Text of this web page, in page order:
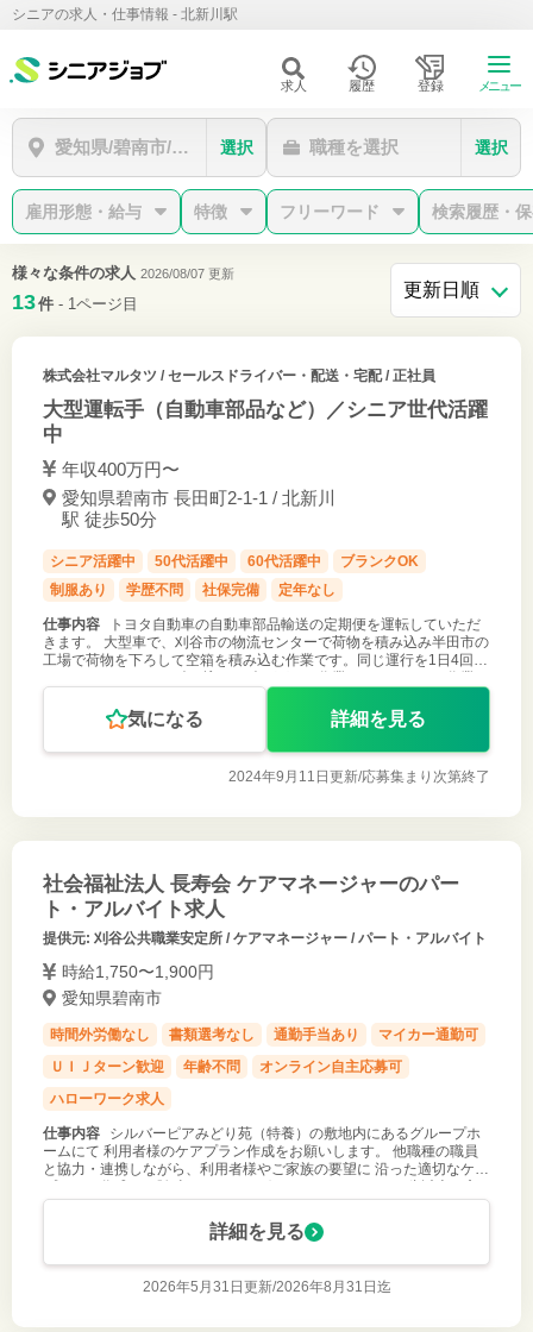
シニアの求人・仕事情報 - 北新川駅
求人 履歴 登録 メニュー
愛知県/碧南市/北新川駅
選択 職種を選択 選択
雇用形態・給与 特徴 フリーワード 検索履歴・
様々な条件の求人 2026/08/07 更新
13件 - 1ページ目
株式会社マルタツ / セールスドライバー・配送・宅配 / 正社員
大型運転手（自動車部品など）／シニア世代活躍
中
年収400万円〜
愛知県碧南市 長田町2-1-1 / 北新川
駅 徒歩50分
シニア活躍中 50代活躍中 60代活躍中
ブランクOK
制服あり
学歴不問 社保完備 定年なし
仕事内容
トヨタ自動車の自動車部品輸送の定期便を運転していただ
きます。 大型車で、刈谷市の物流センターで荷物を積み込み半田市の
工場で荷物を下ろして空箱を積み込む作業です。同じ運行を1日4回行
気になる 詳細を見る
2024年9月11日更新/応募集まり次第終了
社会福祉法人 長寿会 ケアマネージャーのパー
ト・アルバイト求人
提供元: 刈谷公共職業安定所 / ケアマネージャー / パート・アルバイト
時給1,750〜1,900円
愛知県碧南市
時間外労働なし 書類選考なし 通勤手当あり
マイカー通勤可
ＵＩＪターン歓迎
年齢不問
オンライン自主応募可
ハローワーク求人
仕事内容
シルバーピアみどり苑（特養）の敷地内にあるグループホ
ームにて 利用者様のケアプラン作成をお願いします。 他職種の職員
と協力・連携しながら、利用者様やご家族の要望に 沿った適切なケア
プランを作成し、随時モニタリングしていきます 。 ６０歳以上の方
も大歓迎！！ 変
詳細を見る
2026年5月31日更新/2026年8月31日迄